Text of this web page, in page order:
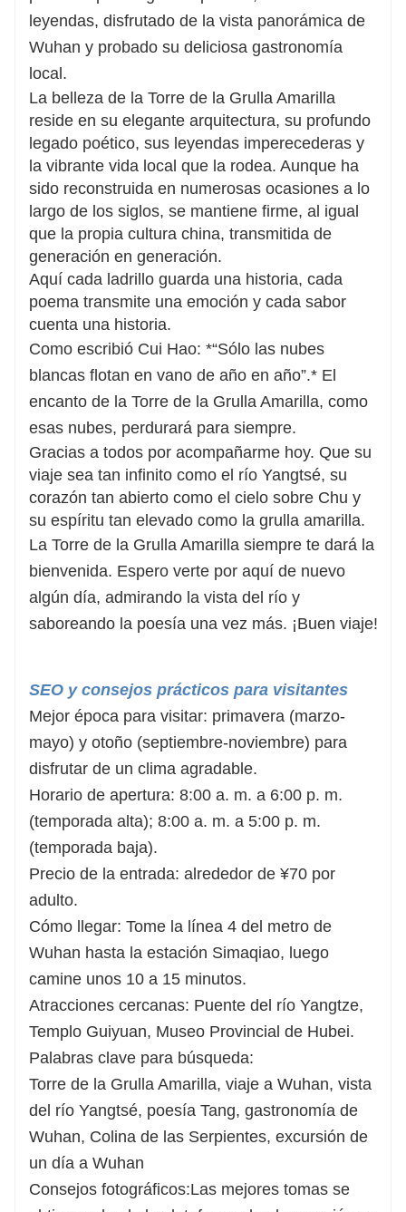
leyendas, disfrutado de la vista panorámica de
Wuhan y probado su deliciosa gastronomía
local.
La belleza de la Torre de la Grulla Amarilla
reside en su elegante arquitectura, su profundo
legado poético, sus leyendas imperecederas y
la vibrante vida local que la rodea. Aunque ha
sido reconstruida en numerosas ocasiones a lo
largo de los siglos, se mantiene firme, al igual
que la propia cultura china, transmitida de
generación en generación.
Aquí cada ladrillo guarda una historia, cada
poema transmite una emoción y cada sabor
cuenta una historia.
Como escribió Cui Hao: *“Sólo las nubes
blancas flotan en vano de año en año”.* El
encanto de la Torre de la Grulla Amarilla, como
esas nubes, perdurará para siempre.
Gracias a todos por acompañarme hoy. Que su
viaje sea tan infinito como el río Yangtsé, su
corazón tan abierto como el cielo sobre Chu y
su espíritu tan elevado como la grulla amarilla.
La Torre de la Grulla Amarilla siempre te dará la
bienvenida. Espero verte por aquí de nuevo
algún día, admirando la vista del río y
saboreando la poesía una vez más. ¡Buen viaje!
SEO y consejos prácticos para visitantes
Mejor época para visitar: primavera (marzo-
mayo) y otoño (septiembre-noviembre) para
disfrutar de un clima agradable.
Horario de apertura: 8:00 a. m. a 6:00 p. m.
(temporada alta); 8:00 a. m. a 5:00 p. m.
(temporada baja).
Precio de la entrada: alrededor de ¥70 por
adulto.
Cómo llegar: Tome la línea 4 del metro de
Wuhan hasta la estación Simaqiao, luego
camine unos 10 a 15 minutos.
Atracciones cercanas: Puente del río Yangtze,
Templo Guiyuan, Museo Provincial de Hubei.
Palabras clave para búsqueda:
Torre de la Grulla Amarilla, viaje a Wuhan, vista
del río Yangtsé, poesía Tang, gastronomía de
Wuhan, Colina de las Serpientes, excursión de
un día a Wuhan
Consejos fotográficos:Las mejores tomas se